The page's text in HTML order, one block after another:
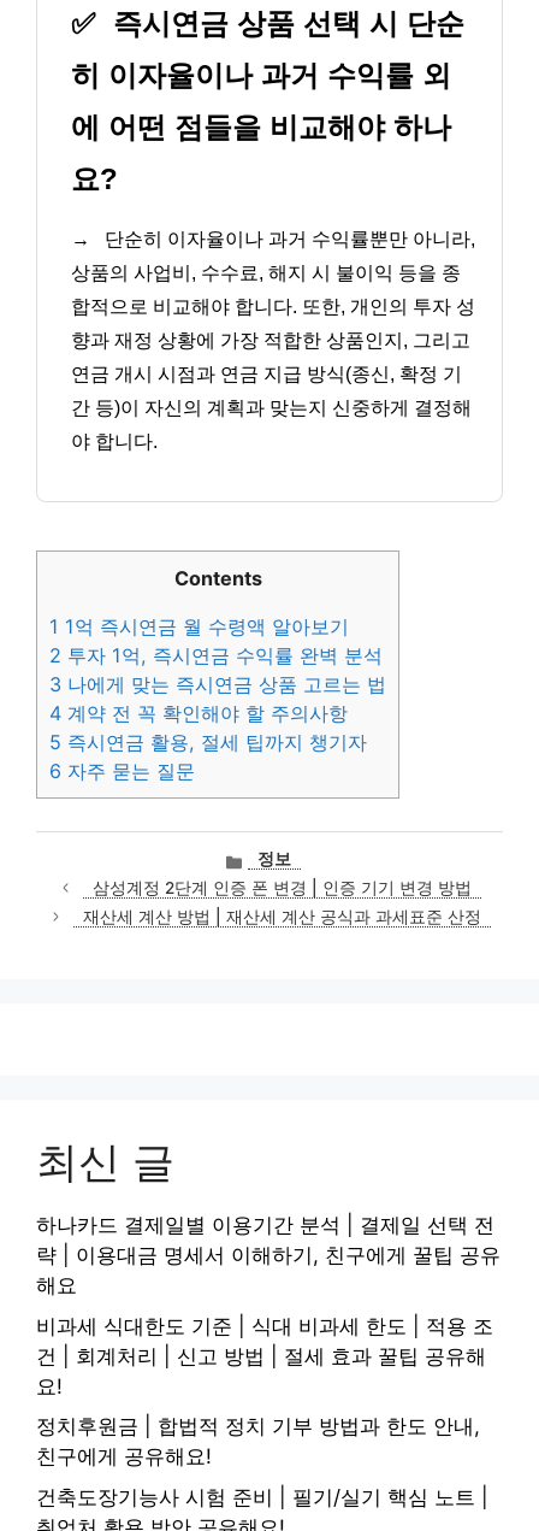
✅ 즉시연금 상품 선택 시 단순
히 이자율이나 과거 수익률 외
에 어떤 점들을 비교해야 하나
요?
→
단순히 이자율이나 과거 수익률뿐만 아니라,
상품의 사업비, 수수료, 해지 시 불이익 등을 종
합적으로 비교해야 합니다. 또한, 개인의 투자 성
향과 재정 상황에 가장 적합한 상품인지, 그리고
연금 개시 시점과 연금 지급 방식(종신, 확정 기
간 등)이 자신의 계획과 맞는지 신중하게 결정해
야 합니다.
Contents
1 1억 즉시연금 월 수령액 알아보기
2 투자 1억, 즉시연금 수익률 완벽 분석
3 나에게 맞는 즉시연금 상품 고르는 법
4 계약 전 꼭 확인해야 할 주의사항
5 즉시연금 활용, 절세 팁까지 챙기자
6 자주 묻는 질문
카
테
고
리
정보
삼성계정 2단계 인증 폰 변경 | 인증 기기 변경 방법
재산세 계산 방법 | 재산세 계산 공식과 과세표준 산정
최신 글
하나카드 결제일별 이용기간 분석 | 결제일 선택 전
략 | 이용대금 명세서 이해하기, 친구에게 꿀팁 공유
해요
비과세 식대한도 기준 | 식대 비과세 한도 | 적용 조
건 | 회계처리 | 신고 방법 | 절세 효과 꿀팁 공유해
요!
정치후원금 | 합법적 정치 기부 방법과 한도 안내,
친구에게 공유해요!
건축도장기능사 시험 준비 | 필기/실기 핵심 노트 |